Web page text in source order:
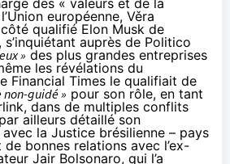
des « valeurs et de la
européenne, Věra
qualifié Elon Musk de
, s’inquiétant auprès de Politico
» des plus grandes entreprises
les révélations du
Financial Times le qualifiait de
guidé » pour son rôle, en tant
dans de multiples conflits
ailleurs détaillé son
la Justice brésilienne – pays
bonnes relations avec l’ex-
Jair Bolsonaro, qui l’a